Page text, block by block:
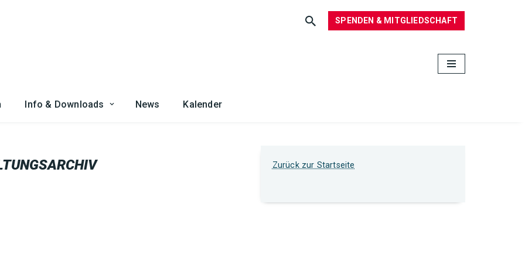
SPENDEN & MITGLIEDSCHAFT
Info & Downloads News Kalender
Zurück zur Startseite